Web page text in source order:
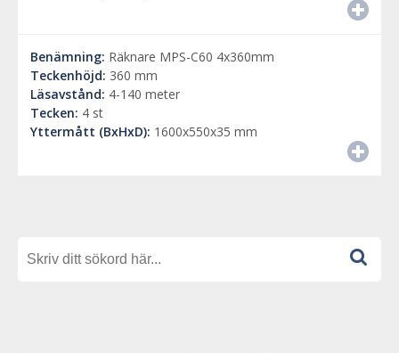
Benämning: Räknare MPS-C60 4x360mm
Teckenhöjd: 360 mm
Läsavstånd: 4-140 meter
Tecken: 4 st
Yttermått (BxHxD): 1600x550x35 mm